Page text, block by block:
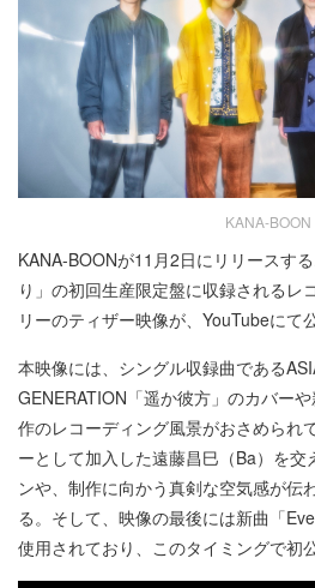
KANA-BOON
KANA-BOONが11月2日にリリースす
り」の初回生産限定盤に収録されるレ
リーのティザー映像が、YouTubeにて
本映像には、シングル収録曲である
GENERATION「遥か彼方」のカバー
作のレコーディング風景がおさめられ
ーとして加入した遠藤昌巳（Ba）を
ンや、制作に向かう真剣な空気感が伝
る。そして、映像の最後には新曲「
使用されており、このタイミングで初